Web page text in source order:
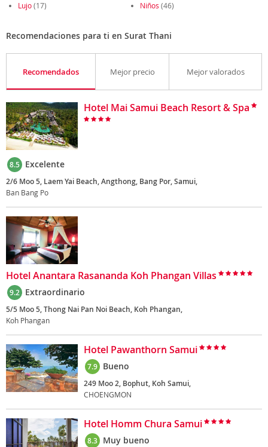
Lujo(17) Niños (46)
Recomendaciones para ti en Surat Thani
Recomendados Mejor precio Mejor valorados
Hotel Mai Samui Beach Resort & Spa
8.5 Excelente
2/6 Moo 5, Laem Yai Beach, Angthong, Bang Por, Samui,
Ban Bang Po
Hotel Anantara Rasananda Koh Phangan Villas
9.2 Extraordinario
5/5 Moo 5, Thong Nai Pan Noi Beach, Koh Phangan,
Koh Phangan
Hotel Pawanthorn Samui
7.9 Bueno
249 Moo 2, Bophut, Koh Samui,
CHOENGMON
Hotel Homm Chura Samui
8.3 Muy bueno